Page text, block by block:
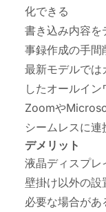
化できる
書き込み内容を
事録作成の手間
最新モデルでは
したオールイン
Zoomや
シームレスに連
デメリット
液晶ディスプレ
壁掛け以外の
必要な場合があ